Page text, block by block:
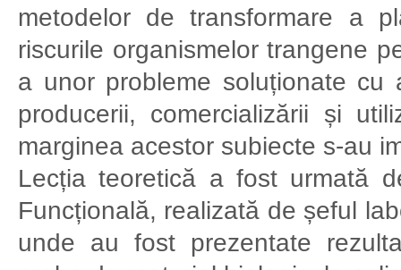
metodelor de transformare a
riscurile organismelor trangene
a unor probleme soluționate cu
producerii, comercializării și
marginea acestor subiecte s-au
Lecția teoretică a fost urmată
Funcțională, realizată de șeful
unde au fost prezentate